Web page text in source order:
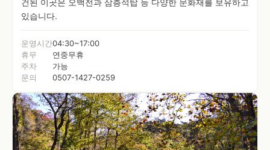
건된 이곳은 오백전과 삼층석탑 등 다양한 문화재를 보유하고
있습니다.
운영시간04:30~17:00
휴무
연중무휴
주차
가능
문의
0507-1427-0259